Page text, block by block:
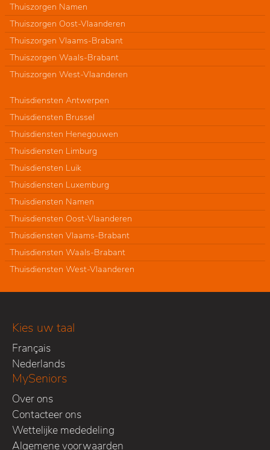
Thuiszorgen Namen
Thuiszorgen Oost-Vlaanderen
Thuiszorgen Vlaams-Brabant
Thuiszorgen Waals-Brabant
Thuiszorgen West-Vlaanderen
Thuisdiensten Antwerpen
Thuisdiensten Brussel
Thuisdiensten Henegouwen
Thuisdiensten Limburg
Thuisdiensten Luik
Thuisdiensten Luxemburg
Thuisdiensten Namen
Thuisdiensten Oost-Vlaanderen
Thuisdiensten Vlaams-Brabant
Thuisdiensten Waals-Brabant
Thuisdiensten West-Vlaanderen
Kies uw taal
Français
Nederlands
MySeniors
Over ons
Contacteer ons
Wettelijke mededeling
Algemene voorwaarden